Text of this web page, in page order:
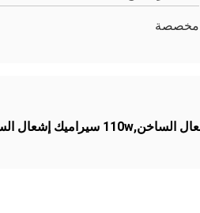
مخصصة